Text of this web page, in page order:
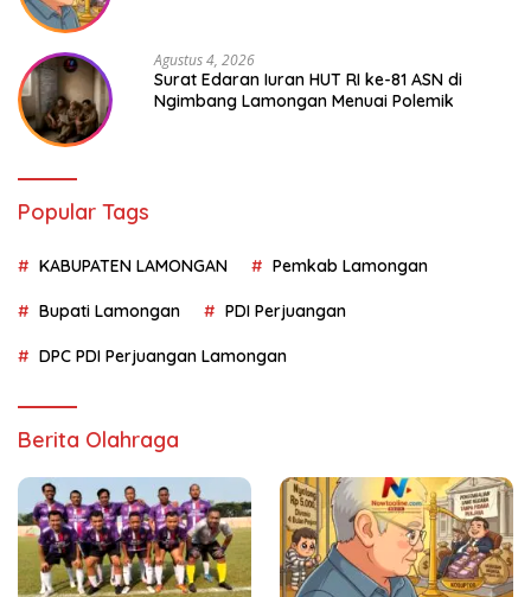
Agustus 4, 2026
Surat Edaran Iuran HUT RI ke-81 ASN di
Ngimbang Lamongan Menuai Polemik
Popular Tags
KABUPATEN LAMONGAN Pemkab Lamongan
Bupati Lamongan PDI Perjuangan
DPC PDI Perjuangan Lamongan
Berita Olahraga